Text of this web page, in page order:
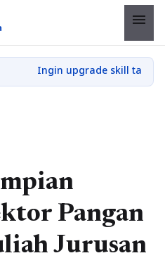
menu
Pangan
Jurusan